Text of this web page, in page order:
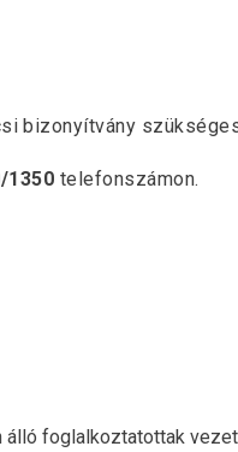
bizonyítvány
1350 telefonszámon.
foglalkoztatottak